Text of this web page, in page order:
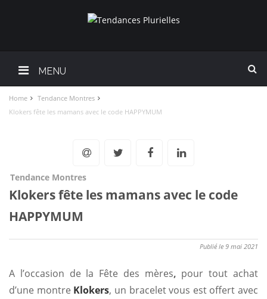
MENU
Home
Tendance Montres
Klokers fête les mamans avec le code HAPPYMUM
Tendance Montres
Klokers fête les mamans avec le code
HAPPYMUM
Publié le 9 mai 2021
A l’occasion de la Fête des mères, pour tout achat
d’une montre Klokers, un bracelet vous est offert avec